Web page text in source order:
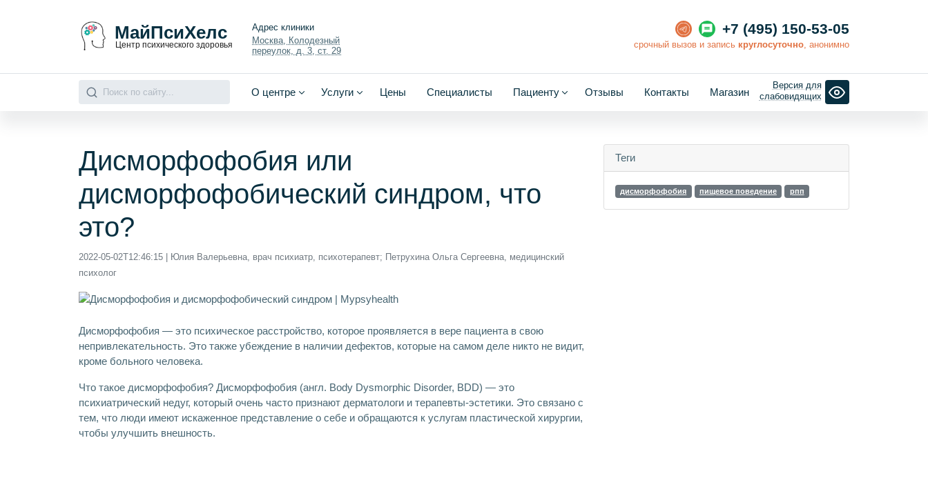
МайПсиХелс
Центр психического здоровья
Адрес клиники
Москва, Колодезный
переулок, д. 3, ст. 29
+7 (495) 150-53-05
cрочный вызов и запись круглосуточно , анонимно
О центре Услуги Цены Специалисты Пациенту Отзывы Контакты Магазин
Версия для
слабовидящих
Дисморфофобия или
дисморфофобический синдром, что
это?
2022-05-02T12:46:15 | Юлия Валерьевна, врач психиатр, психотерапевт; Петрухина Ольга Сергеевна, медицинский
психолог
Дисморфофобия — это психическое расстройство, которое проявляется в вере пациента в свою
непривлекательность. Это также убеждение в наличии дефектов, которые на самом деле никто не видит,
кроме больного человека.
Что такое дисморфофобия? Дисморфофобия (англ. Body Dysmorphic Disorder, BDD) — это
психиатрический недуг, который очень часто признают дерматологи и терапевты-эстетики. Это связано с
тем, что люди имеют искаженное представление о себе и обращаются к услугам пластической хирургии,
чтобы улучшить внешность.
Теги
дисморфофобия пищевое поведение рпп